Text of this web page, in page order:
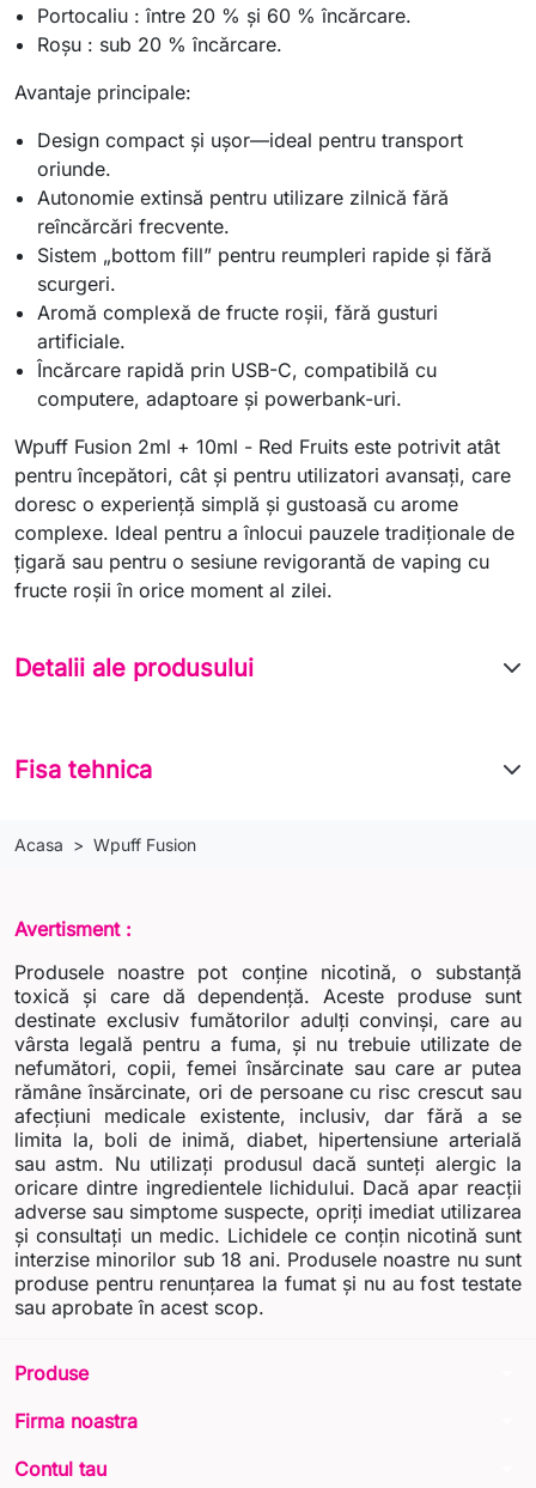
Portocaliu : între 20 % şi 60 % încărcare.
Roşu : sub 20 % încărcare.
Avantaje principale:
Design compact şi uşor—ideal pentru transport
oriunde.
Autonomie extinsă pentru utilizare zilnică fără
reîncărcări frecvente.
Sistem „bottom fill” pentru reumpleri rapide şi fără
scurgeri.
Aromă complexă de fructe roşii, fără gusturi
artificiale.
Încărcare rapidă prin USB-C, compatibilă cu
computere, adaptoare şi powerbank-uri.
Wpuff Fusion 2ml + 10ml - Red Fruits este potrivit atât
pentru începători, cât şi pentru utilizatori avansaţi, care
doresc o experienţă simplă şi gustoasă cu arome
complexe. Ideal pentru a înlocui pauzele tradiţionale de
ţigară sau pentru o sesiune revigorantă de vaping cu
fructe roşii în orice moment al zilei.
Detalii ale produsului
Fisa tehnica
Acasa Wpuff Fusion
Avertisment :
Produsele noastre pot conține nicotină, o substanță
toxică și care dă dependență. Aceste produse sunt
destinate exclusiv fumătorilor adulți convinși, care au
vârsta legală pentru a fuma, și nu trebuie utilizate de
nefumători, copii, femei însărcinate sau care ar putea
rămâne însărcinate, ori de persoane cu risc crescut sau
afecțiuni medicale existente, inclusiv, dar fără a se
limita la, boli de inimă, diabet, hipertensiune arterială
sau astm. Nu utilizați produsul dacă sunteți alergic la
oricare dintre ingredientele lichidului. Dacă apar reacții
adverse sau simptome suspecte, opriți imediat utilizarea
și consultați un medic. Lichidele ce conțin nicotină sunt
interzise minorilor sub 18 ani. Produsele noastre nu sunt
produse pentru renunțarea la fumat și nu au fost testate
sau aprobate în acest scop.
Produse
Firma noastra
Contul tau